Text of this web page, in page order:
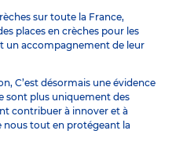
sur toute la France,
places en crèches pour les
un accompagnement de leur
C’est désormais une évidence
sont plus uniquement des
contribuer à innover et à
nous tout en protégeant la